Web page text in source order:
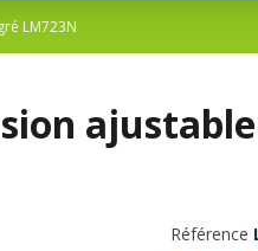
LM723N
Référence